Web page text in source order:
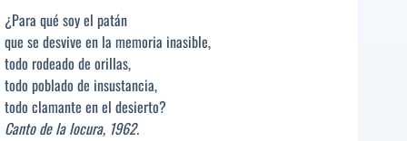
¿Para qué soy el patán
que se desvive en la memoria inasible,
todo rodeado de orillas,
todo poblado de insustancia,
todo clamante en el desierto?
Canto de la locura, 1962.